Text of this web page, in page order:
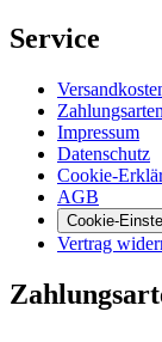
Service
Zahlungsarten
Impressum
Datenschutz
Cookie-
AGB
Cookie-
Vertrag